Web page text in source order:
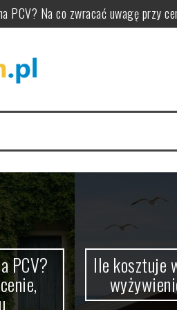
PCV? Na co zwracać uwagę przy
plaże i ruchome wydmy
– jak wybrać folię, wykonawcę i
PCV? Ile kosztuje